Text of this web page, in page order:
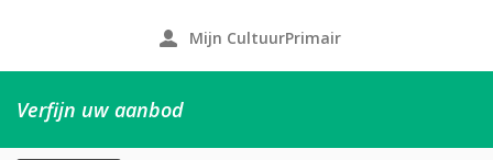
Mijn CultuurPrimair
Verfijn uw aanbod